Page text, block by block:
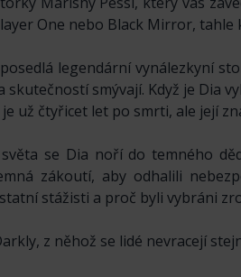
One nebo Black Mirror, tahle
legendární vynálezkyní
skutečností smývají. Když je Dia
už čtyřicet let po smrti, ale její
se Dia noří do temného
zákoutí, aby odhalili
stážisti a proč byli vybráni
z něhož se lidé nevracejí